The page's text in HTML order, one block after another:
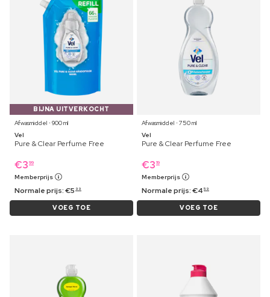
BIJNA UITVERKOCHT
Afwasmiddel ⋅ 900 ml
Vel
Pure & Clear Perfume Free
€3 99
Memberprijs
Normale prijs:€5 99
VOEG TOE
Afwasmiddel ⋅ 750 ml
Vel
Pure & Clear Perfume Free
€3 19
Memberprijs
Normale prijs:€4 59
VOEG TOE